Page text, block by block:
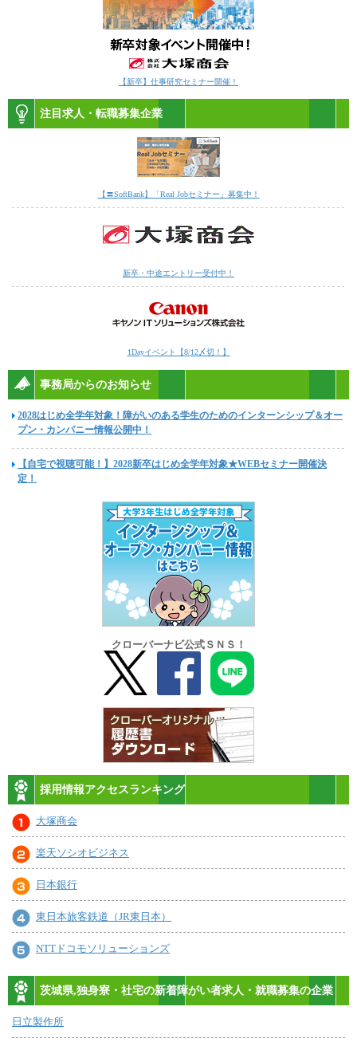
【新卒】仕事研究セミナー開催！
注目求人・転職募集企業
【〓SoftBank】「Real Jobセミナー」募集中！
新卒・中途エントリー受付中！
1Dayイベント【8/12〆切！】
事務局からのお知らせ
2028はじめ全学年対象！障がいのある学生のためのインターンシップ＆オー
プン・カンパニー情報公開中！
【自宅で視聴可能！】2028新卒はじめ全学年対象★WEBセミナー開催決
定！
クローバーナビ公式ＳＮＳ！
採用情報アクセスランキング
大塚商会
楽天ソシオビジネス
日本銀行
東日本旅客鉄道（JR東日本）
NTTドコモソリューションズ
茨城県,独身寮・社宅の新着障がい者求人・就職募集の企業
日立製作所